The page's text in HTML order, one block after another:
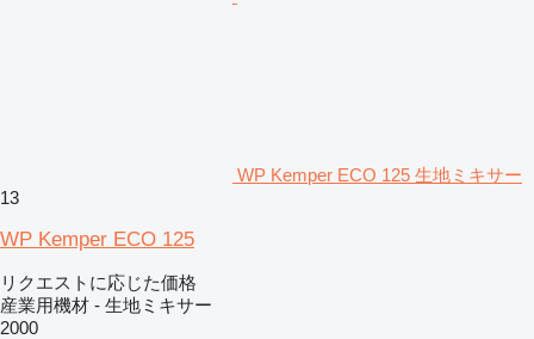
WP Kemper ECO 125 生地ミキサー
13
WP Kemper ECO 125
リクエストに応じた価格
産業用機材 - 生地ミキサー
2000